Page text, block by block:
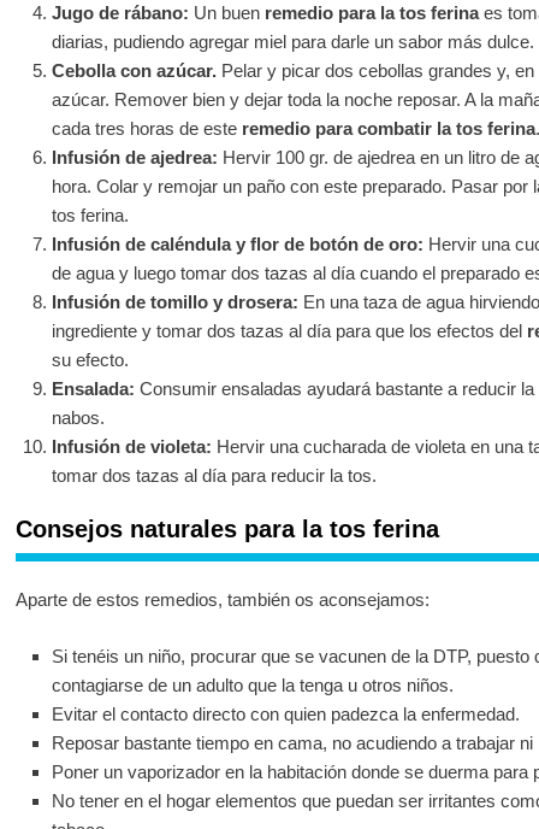
Jugo de rábano: Un buen remedio para la tos ferinaes
diarias, pudiendo agregar miel para darle un sabor más dulce.
Cebolla con azúcar.Pelar y picar dos cebollas grandes y,
azúcar. Remover bien y dejar toda la noche reposar. A la
cada tres horas de este remedio para combatir la tos ferina.
Infusión de ajedrea: Hervir 100 gr. de ajedrea en un litro de
hora. Colar y remojar un paño con este preparado. Pasar por
tos ferina.
Infusión de caléndula y flor de botón de oro: Hervir una
de agua y luego tomar dos tazas al día cuando el preparado
Infusión de tomillo y drosera: En una taza de agua
ingrediente y tomar dos tazas al día para que los efectos del
su efecto.
Ensalada: Consumir ensaladas ayudará bastante a reducir
nabos.
Infusión de violeta: Hervir una cucharada de violeta en una
tomar dos tazas al día para reducir la tos.
Consejos naturales para la tos ferina
Aparte de estos remedios, también os aconsejamos:
Si tenéis un niño, procurar que se vacunen de la DTP, puesto
contagiarse de un adulto que la tenga u otros niños.
Evitar el contacto directo con quien padezca la enfermedad.
Reposar bastante tiempo en cama, no acudiendo a trabajar
Poner un vaporizador en la habitación donde se duerma para
No tener en el hogar elementos que puedan ser irritantes